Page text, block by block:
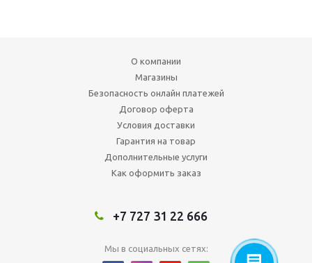
О компании
Магазины
Безопасность онлайн платежей
Договор оферта
Условия доставки
Гарантия на товар
Дополнительные услуги
Как оформить заказ
+7 727 31 22 666
Мы в социальных сетях: